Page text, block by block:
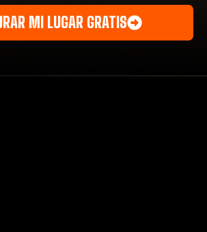
MI LUGAR GRATIS